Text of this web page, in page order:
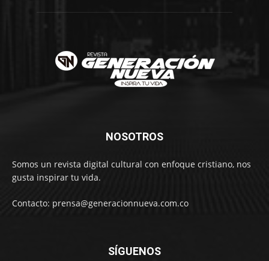
NOSOTROS
Somos un revista digital cultural con enfoque cristiano, nos
gusta inspirar tu vida.
Contacto: prensa@generacionnueva.com.co
SÍGUENOS